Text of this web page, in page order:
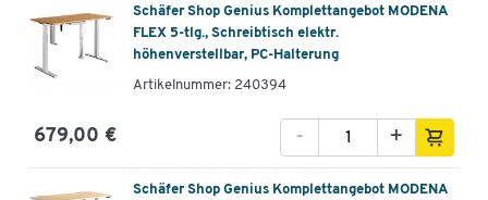
Schäfer Shop Genius Komplettangebot MODENA
FLEX 5-tlg., Schreibtisch elektr.
höhenverstellbar, PC-Halterung
Artikelnummer: 240394
679,00 € +
-
Schäfer Shop Genius Komplettangebot MODENA